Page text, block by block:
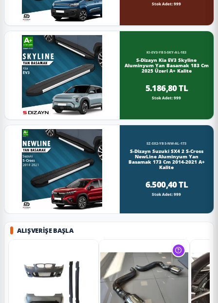
Stok Adet: 999
KI-EV3-YBS-SKY-AL-183
S-Dizayn Kia EV3 Skyline
Aluminyum Yan Basamak 183 Cm
2025 Üzeri A+ Kalite
5.186,80 TL
Stok Adet: 999
SZ-SX2-YBS-NW-AL-173
S-Dizayn Suzuki SX4 2 S-Cross
NewLine Aluminyum Yan
Basamak 173 Cm 2014-2021 A+
Kalite
6.500,40 TL
Stok Adet: 999
ALIŞVERIŞE BAŞLA